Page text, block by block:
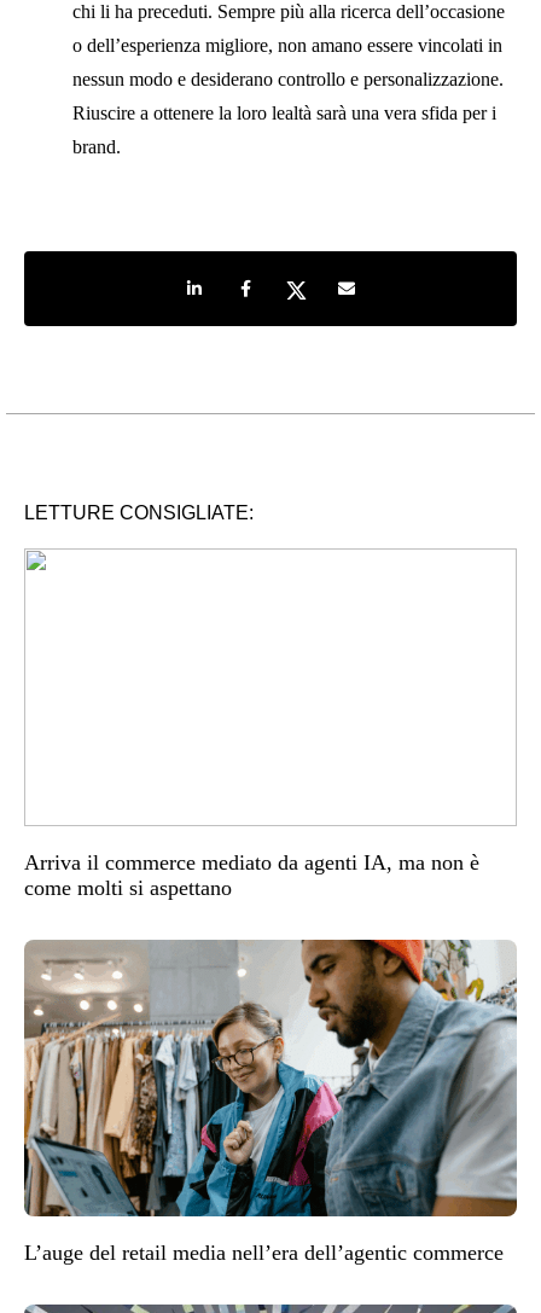
chi li ha preceduti. Sempre più alla ricerca dell’occasione
o dell’esperienza migliore, non amano essere vincolati in
nessun modo e desiderano controllo e personalizzazione.
Riuscire a ottenere la loro lealtà sarà una vera sfida per i
brand.
Share on LinkedIn
Share on Facebook
Share on TwitterShare by e-mail
LETTURE CONSIGLIATE:
Arriva il commerce mediato da agenti IA, ma non è
come molti si aspettano
L’auge del retail media nell’era dell’agentic commerce